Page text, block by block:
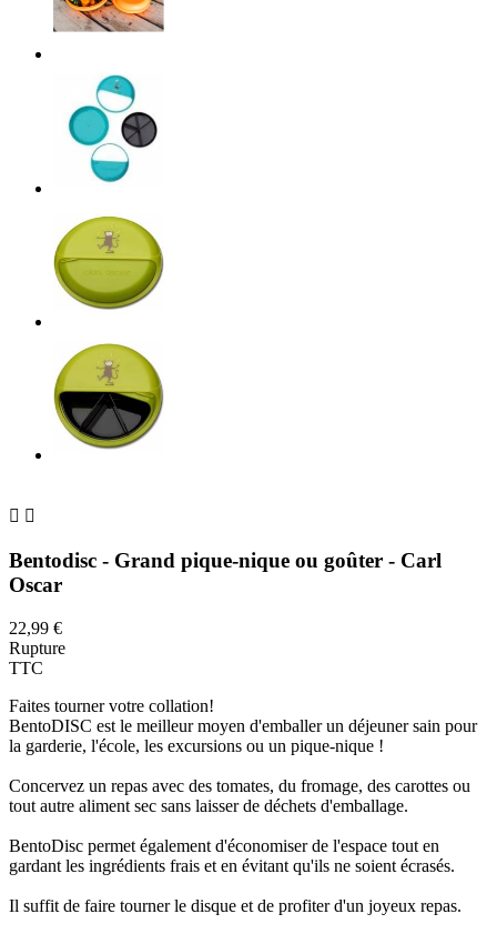
 
Bentodisc - Grand pique-nique ou goûter - Carl
Oscar
22,99 €
Rupture
TTC
Faites tourner votre collation!
BentoDISC est le meilleur moyen d'emballer un déjeuner sain pour
la garderie, l'école, les excursions ou un pique-nique !
Concervez un repas avec des tomates, du fromage, des carottes ou
tout autre aliment sec sans laisser de déchets d'emballage.
BentoDisc permet également d'économiser de l'espace tout en
gardant les ingrédients frais et en évitant qu'ils ne soient écrasés.
Il suffit de faire tourner le disque et de profiter d'un joyeux repas.